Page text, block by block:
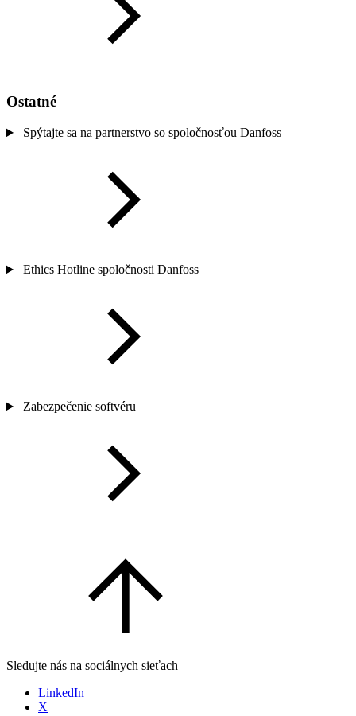
Ostatné
Spýtajte sa na partnerstvo so spoločnosťou Danfoss
Ethics Hotline spoločnosti Danfoss
Zabezpečenie softvéru
Sledujte nás na sociálnych sieťach
LinkedIn
X